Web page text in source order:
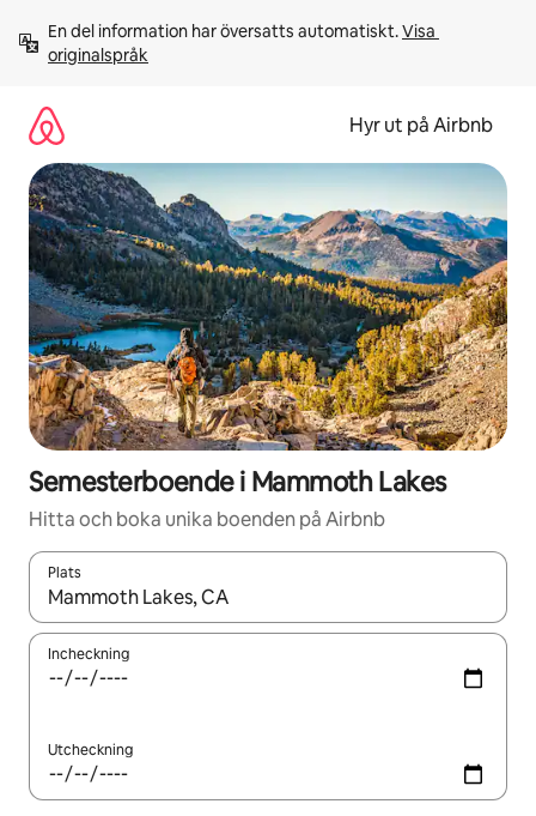
innehåll
En del information har översatts automatiskt. Visa
originalspråk
Hyr ut på Airbnb
Semesterboende i Mammoth Lakes
Hitta och boka unika boenden på Airbnb
Plats
När resultaten är tillgängliga kan du navigera med upp- och
Incheckning
Utcheckning